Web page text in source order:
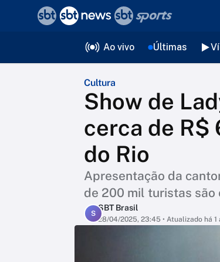
Ao vivo Últimas
Cultura
Show de
cerca de R$
do Rio
Apresentação da
de 200 mil turistas são
S
SBT Brasil
28/04/2025, 23:45 • Atualizado há 1
voltar
Editorias